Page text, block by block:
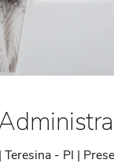
- PI |